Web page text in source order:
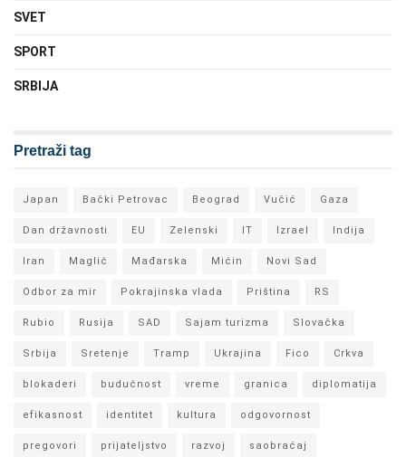
SVET
SPORT
SRBIJA
Pretraži tag
Japan Bački Petrovac Beograd Vučić Gaza
Dan državnosti EU Zelenski IT Izrael Indija
Iran Maglić Mađarska Mićin Novi Sad
Odbor za mir Pokrajinska vlada Priština RS
Rubio Rusija SAD Sajam turizma Slovačka
Srbija Sretenje Tramp Ukrajina Fico Crkva
blokaderi budućnost vreme granica diplomatija
efikasnost identitet kultura odgovornost
pregovori prijateljstvo razvoj saobraćaj